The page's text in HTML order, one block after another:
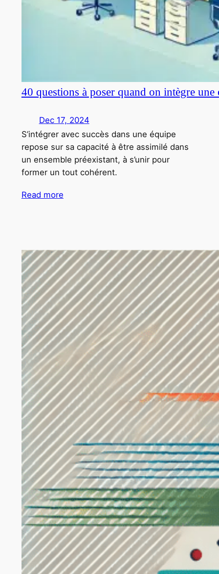
40 questions à poser quand on intègre
Dec 17, 2024
S’intégrer avec succès dans une équipe
repose sur sa capacité à être assimilé dans
un ensemble préexistant, à s’unir pour
former un tout cohérent.
Read more